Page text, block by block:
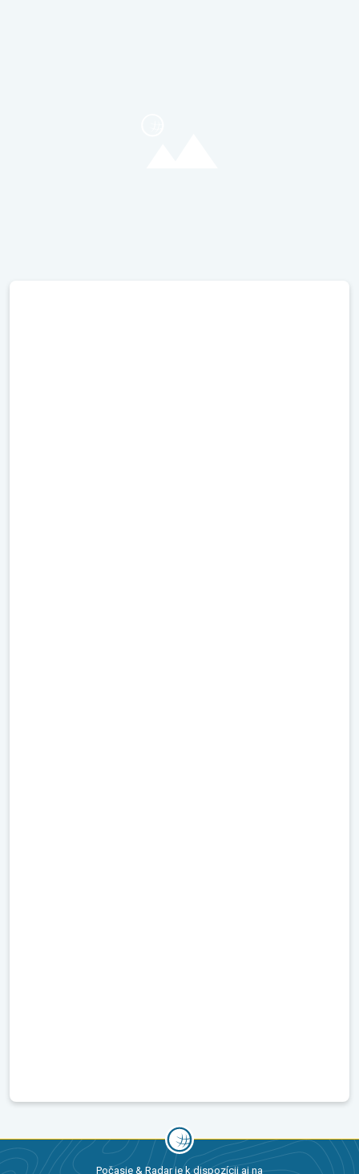
Počasie & Radar je k dispozícii aj na